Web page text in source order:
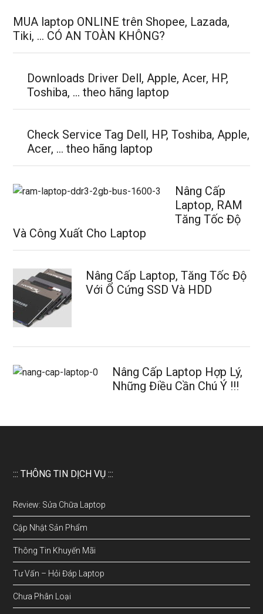
MUA laptop ONLINE trên Shopee, Lazada,
Tiki, … CÓ AN TOÀN KHÔNG?
Downloads Driver Dell, Apple, Acer, HP,
Toshiba, … theo hãng laptop
Check Service Tag Dell, HP, Toshiba, Apple,
Acer, … theo hãng laptop
Nâng Cấp
Laptop, RAM
Tăng Tốc Độ
Và Công Xuất Cho Laptop
Nâng Cấp Laptop, Tăng Tốc Độ
Với Ổ Cứng SSD Và HDD
Nâng Cấp Laptop Hợp Lý,
Những Điều Cần Chú Ý !!!
::: THÔNG TIN DỊCH VỤ :::
Review: Sửa Chữa Laptop
Cập Nhật Sản Phẩm
Thông Tin Khuyến Mãi
Tư Vấn – Hỏi Đáp Laptop
Chưa Phân Loại